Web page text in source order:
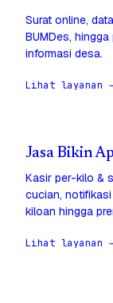
Surat online,
BUMDes,
informasi desa.
Lihat layanan
Jasa Bikin
Kasir per-kilo &
cucian,
kiloan hingga
Lihat layanan